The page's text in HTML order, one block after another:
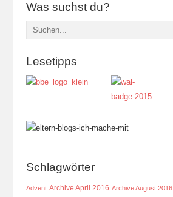
Was suchst du?
Lesetipps
Schlagwörter
Advent Archive April 2016 Archive August 2016